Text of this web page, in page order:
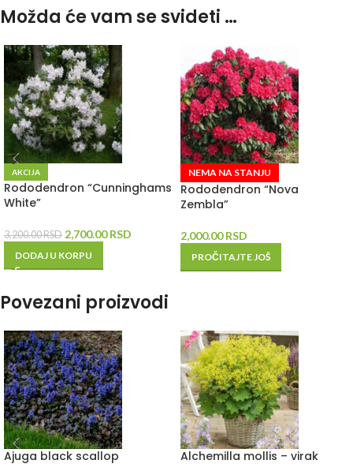
Možda će vam se svideti …
AKCIJA
Rododendron “Cunninghams
White”
3,200.00RSD 2,700.00RSD
DODAJ U KORPU
NEMA NA STANJU
Rododendron “Nova
Zembla”
2,000.00RSD
PROČITAJTE JOŠ
Povezani proizvodi
Ajuga black scallop Alchemilla mollis – virak